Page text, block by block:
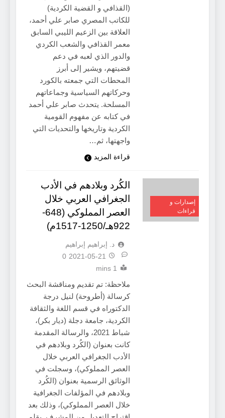
(القذافي و القضية الكردية)
للكاتب المصري صابر علي أحمد،
العلاقة بين الزعيم الليبي السابق
معمر القذافي والشعب الكردي
والدور الذي لعبه في دعم
قضيتهم، ويشير إلى أبرز
المحطات التي جمعته بالكورد
وحركاتهم السياسية وجماعاتهم
المسلحة. يتحدث صابر علي أحمد
في كتابه عن مفهوم القومية
الكردية وتاريخها والتحديات التي
واجهتها، ثم…
قراءة المزيد
إصدارات و
قراءات
الكُرد وبلادهم في الأدب
الجغرافي العربي خلال
العصر المملوكي (648-
922هـ/1250-1517م)
د. إبراهيم إبراهيم
2021-05-21
0
1 mins
ملاحظة: تم تقديم ومناقشة البحث
كرسالة (أطروحة) لنيل درجة
الدكتوراه في قسم اللغة والثقافة
الكردية، جامعة دجلة (ديار بكر)،
شباط 2021، والرسالة المقدمة
كانت بعنوان (الكُرد وبلادهم في
الأدب الجغرافي العربي خلال
العصر المملوكي)، وسجلت في
الوثائق الرسمية بعنوان (الكُرد
وبلادهم في المؤلفات الجغرافية
خلال العصر المملوكي)، وذلك بعد